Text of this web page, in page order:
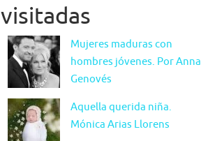
visitadas
Mujeres maduras con
hombres jóvenes. Por Anna
Genovés
Aquella querida niña.
Mónica Arias Llorens